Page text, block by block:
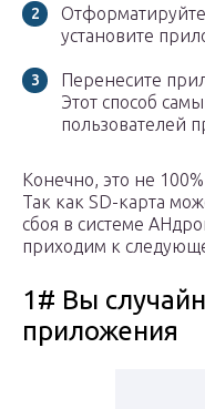
Отформатируйте
установите
Перенесите
Этот способ
пользователей
Конечно, это не
Так как SD-карта
сбоя в системе
приходим к
1# Вы
приложения